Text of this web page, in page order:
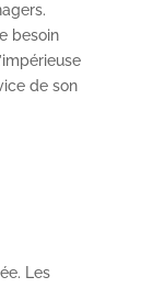
besoin
de son
Les